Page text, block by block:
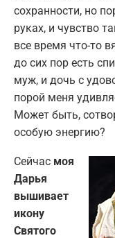
сохранности, но
руках, и чувство
все время что-то
до сих пор есть
муж, и дочь с
порой меня
Может быть,
особую энергию?
Сейчас моя
Дарья
вышивает
икону
Святого